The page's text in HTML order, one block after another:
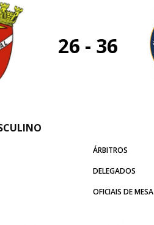
26 - 36
ÁRBITROS
DELEGADOS
OFICIAIS DE MESA